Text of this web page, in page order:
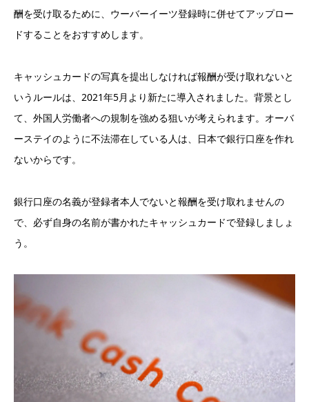
酬を受け取るために、ウーバーイーツ登録時に併せてアップロー
ドすることをおすすめします。
キャッシュカードの写真を提出しなければ報酬が受け取れないと
いうルールは、2021年5月より新たに導入されました。背景とし
て、外国人労働者への規制を強める狙いが考えられます。オーバ
ーステイのように不法滞在している人は、日本で銀行口座を作れ
ないからです。
銀行口座の名義が登録者本人でないと報酬を受け取れませんの
で、必ず自身の名前が書かれたキャッシュカードで登録しましょ
う。